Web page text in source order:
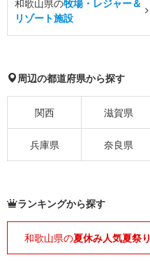
和歌山県の牧場・レジャー＆
リゾート施設
周辺の都道府県から探す
関西 滋賀県
兵庫県 奈良県
ランキングから探す
和歌山県の夏休み人気夏祭り